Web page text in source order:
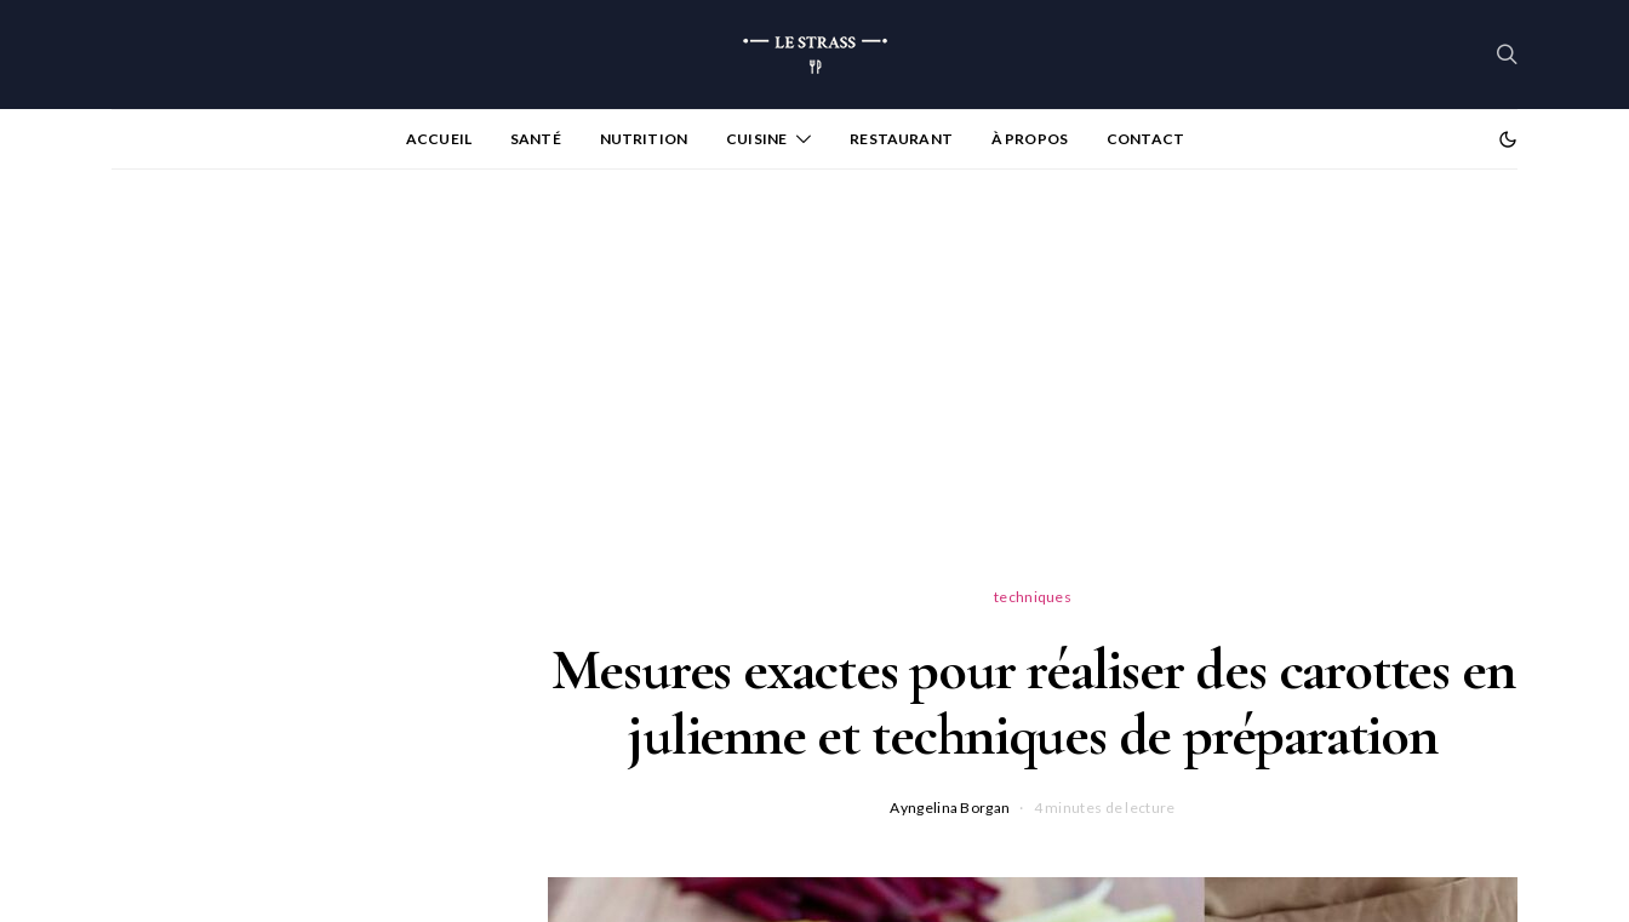
ACCUEIL SANTÉ NUTRITION CUISINE RESTAURANT À PROPOS CONTACT
techniques
Mesures exactes pour réaliser des carottes en
julienne et techniques de préparation
Ayngelina Borgan 4 minutes de lecture